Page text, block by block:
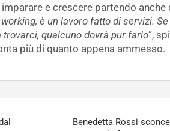
e crescere partendo anche
è un lavoro fatto di servizi.
trovarci, qualcuno dovrà pur farlo”,
più di quanto appena ammesso.
Benedetta Rossi